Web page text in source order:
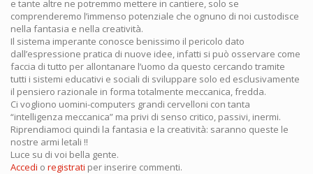
e tante altre ne potremmo mettere in cantiere, solo se
comprenderemo l’immenso potenziale che ognuno di noi custodisce
nella fantasia e nella creatività.
Il sistema imperante conosce benissimo il pericolo dato
dall’espressione pratica di nuove idee, infatti si può osservare come
faccia di tutto per allontanare l’uomo da questo cercando tramite
tutti i sistemi educativi e sociali di sviluppare solo ed esclusivamente
il pensiero razionale in forma totalmente meccanica, fredda.
Ci vogliono uomini-computers grandi cervelloni con tanta
“intelligenza meccanica” ma privi di senso critico, passivi, inermi.
Riprendiamoci quindi la fantasia e la creatività: saranno queste le
nostre armi letali !!
Luce su di voi bella gente.
Accedi o registrati per inserire commenti.